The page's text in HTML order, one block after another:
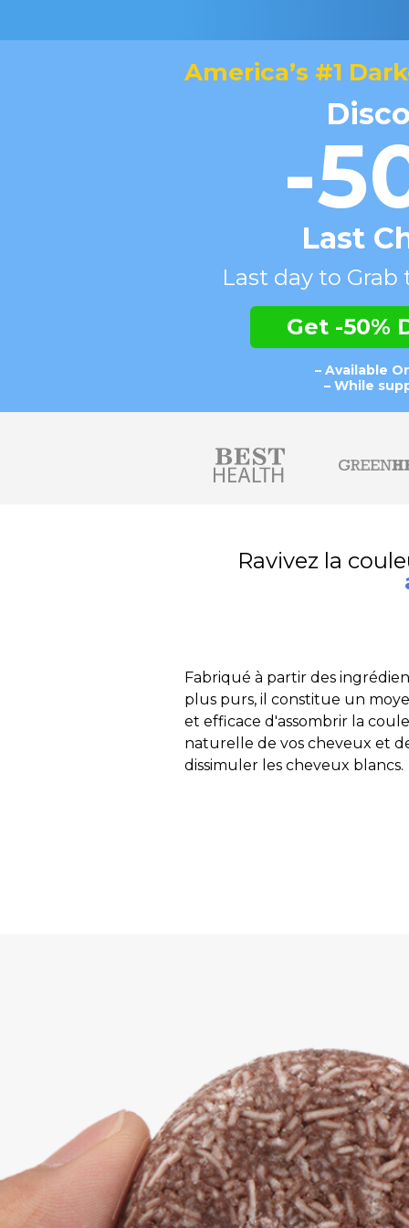
America’s #1
-
Last
Last day to Grab
Get -50%
– Available
– While
Ravivez la
Fabriqué à partir des
plus purs, il constitue un
et efficace d'assombrir la
naturelle de vos cheveux et
dissimuler les cheveux blancs.